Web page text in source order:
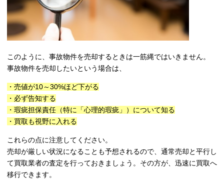
このように、事故物件を売却するときは一筋縄ではいきません。
事故物件を売却したいという場合は、
・売値が10～30%ほど下がる
・必ず告知する
・瑕疵担保責任（特に「心理的瑕疵」）について知る
・買取も視野に入れる
これらの点に注意してください。
売却が厳しい状況になることも予想されるので、通常売却と平行し
て買取業者の査定を行っておきましょう。その方が、迅速に買取へ
移行できます。